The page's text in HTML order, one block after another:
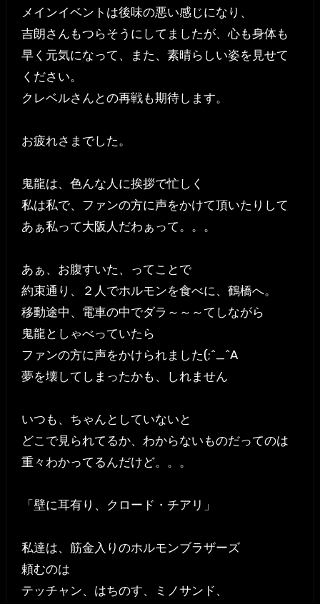
メインイベントは後味の悪い感じになり、
吉朗さんもつらそうにしてましたが、心も身体も
早く元気になって、また、素晴らしい姿を見せて
ください。
クレベルさんとの再戦も期待します。
お疲れさまでした。
鬼龍は、色んな人に挨拶で忙しく
私は私で、ファンの方に声をかけて頂いたりして
あぁ私って大阪人だわぁって。。。
あぁ、お腹すいた、ってことで
約束通り、２人でホルモンを食べに、鶴橋へ。
移動途中、電車の中でダラ～～～てしながら
鬼龍としゃべっていたら
ファンの方に声をかけられました(;^_^A
夢を壊してしまったかも、しれません
いつも、ちゃんとしていないと
どこで見られてるか、わからないものだってのは
重々わかってるんだけど。。。
「壁に耳有り、クロード・チアリ」
私達は、筋金入りのホルモンブラザーズ
頼むのは
テッチャン、はちのす、ミノサンド、